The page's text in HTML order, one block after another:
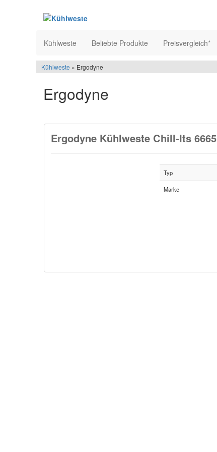
Kühlweste Beliebte Produkte Preisvergleich*
Kühlweste » Ergodyne
Ergodyne
Ergodyne Kühlweste Chill-Its 6665
Typ
Marke